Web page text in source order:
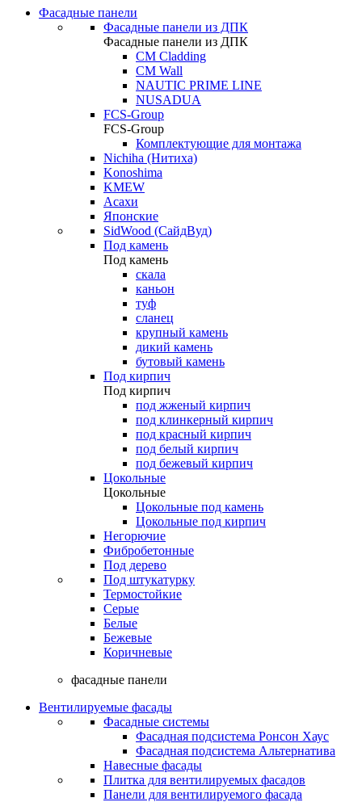
Фасадные панели
Фасадные панели из ДПК
Фасадные панели из ДПК
CM Cladding
CM Wall
NAUTIC PRIME LINE
NUSADUA
FCS-Group
FCS-Group
Комплектующие для монтажа
Nichiha (Нитиха)
Konoshima
KMEW
Асахи
Японские
SidWood (СайдВуд)
Под камень
Под камень
скала
каньон
туф
сланец
крупный камень
дикий камень
бутовый камень
Под кирпич
Под кирпич
под жженый кирпич
под клинкерный кирпич
под красный кирпич
под белый кирпич
под бежевый кирпич
Цокольные
Цокольные
Цокольные под камень
Цокольные под кирпич
Негорючие
Фибробетонные
Под дерево
Под штукатурку
Термостойкие
Серые
Белые
Бежевые
Коричневые
фасадные панели
Вентилируемые фасады
Фасадные системы
Фасадная подсистема Ронсон Хаус
Фасадная подсистема Альтернатива
Навесные фасады
Плитка для вентилируемых фасадов
Панели для вентилируемого фасада